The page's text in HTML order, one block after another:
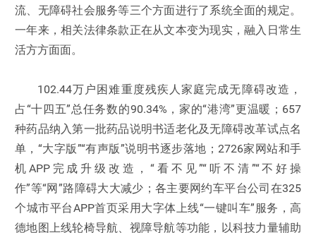
流、无障碍社会服务等三个方面进行了系统全面的规定。
一年来，相关法律条款正在从文本变为现实，融入日常生
活方方面面。
102.44万户困难重度残疾人家庭完成无障碍改造，
占“十四五”总任务数的90.34%，家的“港湾”更温暖；657
种药品纳入第一批药品说明书适老化及无障碍改革试点名
单，“大字版”“有声版”说明书逐步落地；2726家网站和手
机APP完成升级改造，“看不见”“听不清”“不好操
作”等“网”路障碍大大减少；各主要网约车平台公司在325
个城市平台APP首页采用大字体上线“一键叫车”服务，高
德地图上线轮椅导航、视障导航等功能，以科技力量辅助